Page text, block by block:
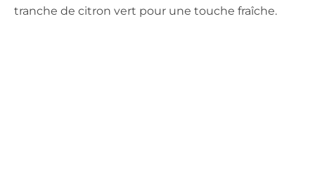
tranche de citron vert pour une touche fraîche.